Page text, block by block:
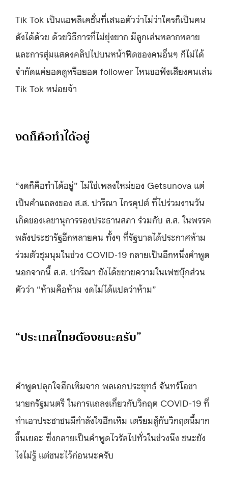
Tik Tok เป็นแอพลิเคชั่นที่เสนอตัวว่าไม่ว่าใครก็เป็นคน
ดังได้ด้วย ด้วยวิธีการที่ไม่ยุ่งยาก มีลูกเล่นหลากหลาย
และการสุ่มแสดงคลิปไปบนหน้าฟีดของคนอื่นๆ ก็ไม่ได้
จำกัดแค่ยอดดูหรือยอด follower ไหนขอฟังเสียงคนเล่น
Tik Tok หน่อยจ้า
งดก็คือทำได้อยู่
“งดก็คือทำได้อยู่” ไม่ใช่เพลงใหม่ของ Getsunova แต่
เป็นคำแถลงของ ส.ส. ปารีณา ไกรคุปต์ ที่ไปร่วมงานวัน
เกิดของเลขานุการรองประธานสภา ร่วมกับ ส.ส. ในพรรค
พลังประชารัฐอีกหลายคน ทั้งๆ ที่รัฐบาลได้ประกาศห้าม
ร่วมตัวชุมนุมในช่วง COVID-19 กลายเป็นอีกหนึ่งคำพูด
นอกจากนี้ ส.ส. ปารีณา ยังได้ขยายความในเฟซบุ๊กส่วน
ตัวว่า “ห้ามคือห้าม งดไม่ได้แปลว่าห้าม”
“ประเทศไทยต้องชนะครับ”
คำพูดปลุกใจฮึกเหิมจาก พลเอกประยุทธ์ จันทร์โอชา
นายกรัฐมนตรี ในการแถลงเกี่ยวกับวิกฤต COVID-19 ที่
ทำเอาประชาชนมีกำลังใจฮึกเหิม เตรียมสู้กับวิกฤตนี้มาก
ขึ้นเยอะ ซึ่งกลายเป็นคำพูดไวรัลไปทั่วในช่วงนึง ชนะยัง
ไงไม่รู้ แต่ชนะไว้ก่อนนะครับ